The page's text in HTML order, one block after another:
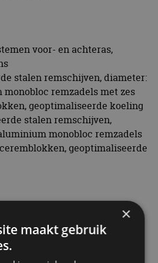
voor- en achteras,
stalen remschijven, diameter:
remzadels met zes
geoptimaliseerde koeling
stalen remschijven,
monobloc remzadels
geoptimaliseerde
sport Chrono-timer en
×
maakt gebruik